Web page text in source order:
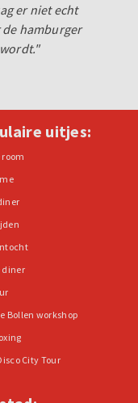
er niet echt
hamburger
uitjes:
room
diner
Bollen workshop
City Tour